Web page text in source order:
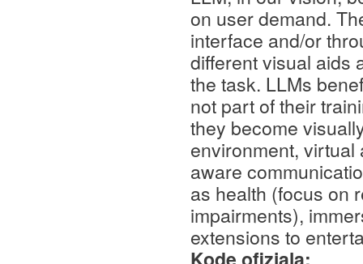
on user demand.
interface and/or
different visual aids
the task. LLMs
not part of their
they become
environment,
aware
as health (focus on
impairments),
extensions to
Kode ofiziala: